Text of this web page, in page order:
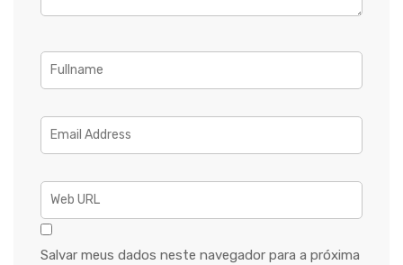
Salvar meus dados neste navegador para a próxima